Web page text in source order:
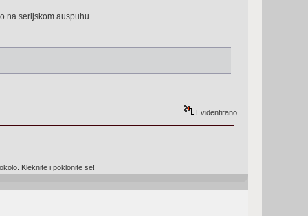
na serijskom auspuhu.
Evidentirano
Kleknite i poklonite se!